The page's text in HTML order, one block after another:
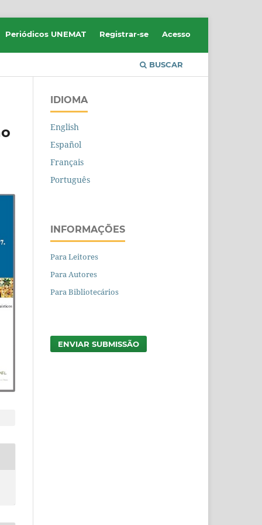
BUSCAR
Periódicos UNEMAT Registrar-se Acesso
IDIOMA
English
Español
Français
Português
INFORMAÇÕES
Para Leitores
Para Autores
Para Bibliotecários
ENVIAR SUBMISSÃO